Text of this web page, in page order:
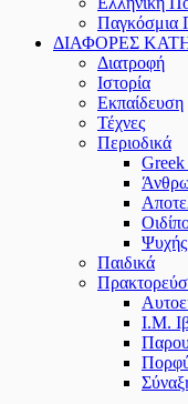
Παγκόσμια
ΔΙΑΦΟΡΕΣ
Διατροφή
Ιστορία
Εκπαίδευση
Τέχνες
Περιοδικά
Greek
Παιδικά
Ι.Μ.